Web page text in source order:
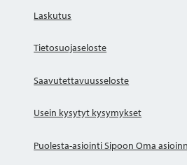
Laskutus
Tietosuojaseloste
Saavutettavuusseloste
Usein kysytyt kysymykset
Puolesta-asiointi Sipoon Oma